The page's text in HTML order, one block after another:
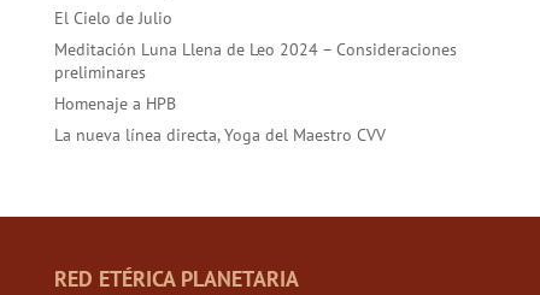
El Cielo de Julio
Meditación Luna Llena de Leo 2024 – Consideraciones
preliminares
Homenaje a HPB
La nueva línea directa, Yoga del Maestro CVV
RED ETÉRICA PLANETARIA